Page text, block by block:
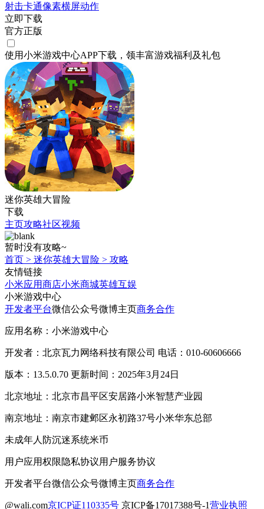
射击卡通像素横屏动作
立即下载
官方正版
使用小米游戏中心APP下载 ，领丰富游戏福利 及礼包
迷你英雄大冒险
下载
主页攻略社区视频
暂时没有攻略~
首页 > 迷你英雄大冒险 > 攻略
友情链接
小米应用商店小米商城英雄互娱
小米游戏中心
开发者平台微信公众号微博主页商务合作
应用名称：小米游戏中心
开发者：北京瓦力网络科技有限公司 电话：010-60606666
版本：13.5.0.70 更新时间：2025年3月24日
北京地址：北京市昌平区安居路小米智慧产业园
南京地址：南京市建邺区永初路37号小米华东总部
未成年人防沉迷系统米币
用户应用权限隐私协议用户服务协议
开发者平台微信公众号微博主页商务合作
@wali.com京ICP证110335号 京ICP备17017388号-1营业执照